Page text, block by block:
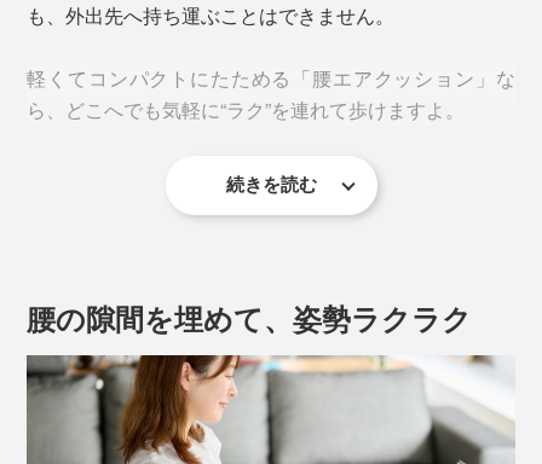
も、外出先へ持ち運ぶことはできません。
軽くてコンパクトにたためる「腰エアクッション」な
ら、どこへでも気軽に“ラク”を連れて歩けますよ。
続きを読む
腰の隙間を埋めて、姿勢ラクラク